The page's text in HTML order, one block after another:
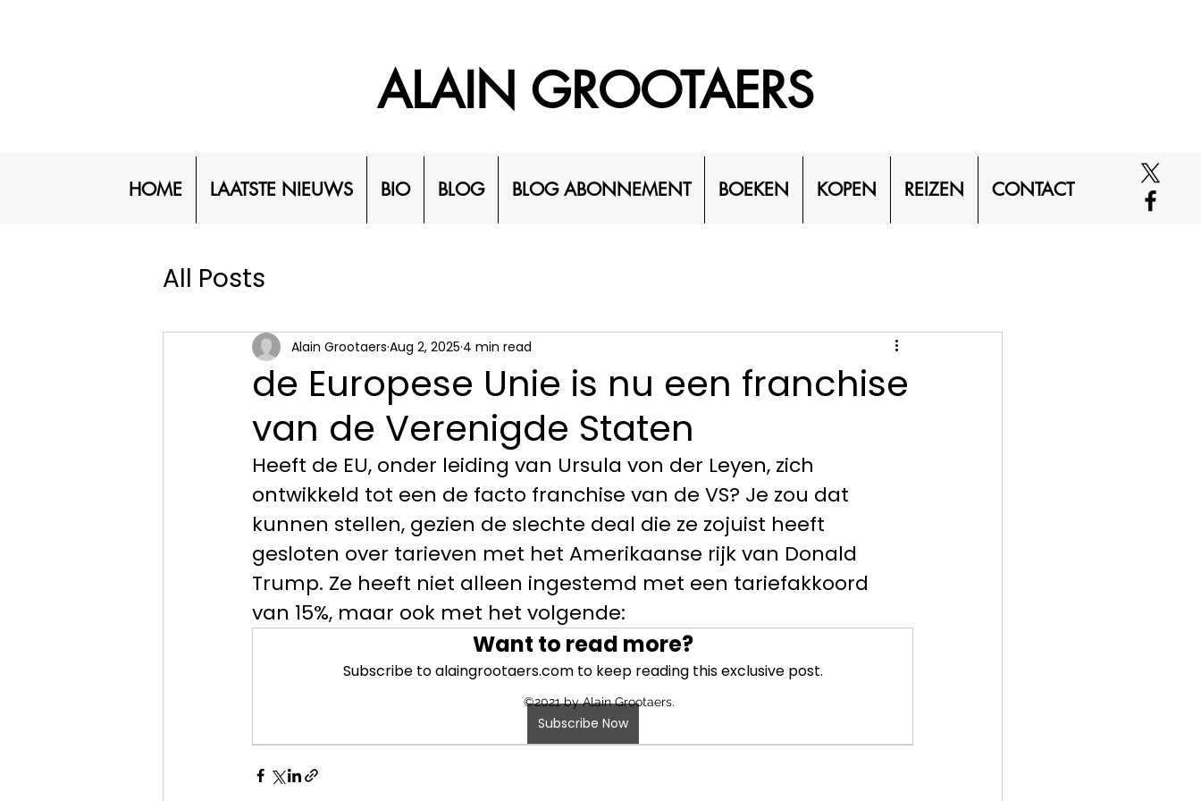
ALAIN GROOTAERS
HOME LAATSTE NIEUWS BIO BLOG BLOG ABONNEMENT BOEKEN KOPEN REIZEN CONTACT
All Posts
de Europese Unie is nu een franchise
van de Verenigde Staten
Alain Grootaers Aug 2, 2025 4 min read
Heeft de EU, onder leiding van Ursula von der Leyen, zich
ontwikkeld tot een de facto franchise van de VS? Je zou dat
kunnen stellen, gezien de slechte deal die ze zojuist heeft
gesloten over tarieven met het Amerikaanse rijk van Donald
Trump. Ze heeft niet alleen ingestemd met een tariefakkoord
van 15%, maar ook met het volgende:
Want to read more?
Subscribe to alaingrootaers.com to keep reading this exclusive post.
Subscribe Now
©2021 by Alain Grootaers.